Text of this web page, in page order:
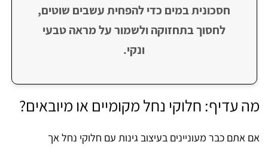
חסכונית במים כדי להפחית עשבים שוטים,
לחסוך בתחזוקה ולשמור על מראה טבעי
ונקי.
מה עדיף: חלוקי נחל מקומיים או מיובאים?
אם אתם כבר מעוניינים בעיצוב גינות עם חלוקי נחל אך